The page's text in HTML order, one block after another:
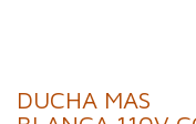
DUCHA MAS